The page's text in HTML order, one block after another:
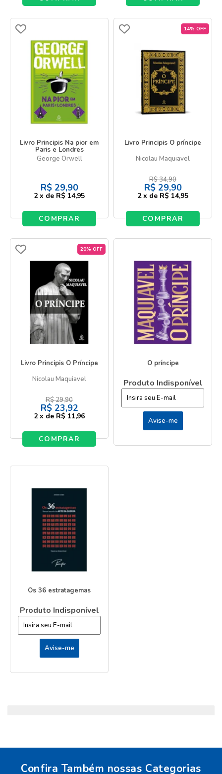
Livro Principis Na pior em
Paris e Londres
George Orwell
R$ 29,90
2 x de R$ 14,95
COMPRAR
14% OFF
Livro Principis O príncipe
Nicolau Maquiavel
R$34,90
R$ 29,90
2 x de R$ 14,95
COMPRAR
20% OFF
Livro Principis O Príncipe
Nicolau Maquiavel
R$29,90
R$ 23,92
2 x de R$ 11,96
COMPRAR
O príncipe
Produto Indisponível
Os 36 estratagemas
Produto Indisponível
Confira Também nossas Categorias